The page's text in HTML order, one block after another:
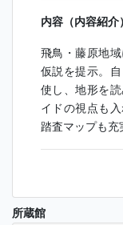
内容（内容紹介）
飛鳥・藤原地
仮説を提示。
使し、地形を
イドの視点も
踏査マップも充
所蔵館